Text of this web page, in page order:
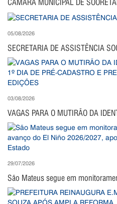
CÂMARA MUNICIPAL DE
05/08/2026
SECRETARIA DE ASSISTÊNCIA
03/08/2026
VAGAS PARA O MUTIRÃO DA
29/07/2026
São Mateus segue em